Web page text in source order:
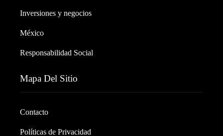
Inversiones y negocios
México
Responsabilidad Social
Mapa Del Sitio
Contacto
Políticas de Privacidad